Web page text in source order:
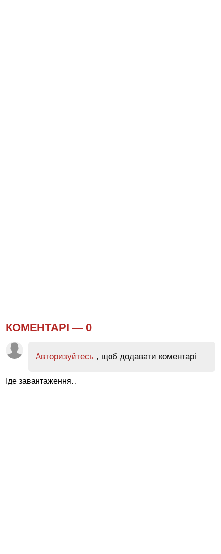
КОМЕНТАРІ — 0
Авторизуйтесь , щоб додавати коментарі
Іде завантаження...